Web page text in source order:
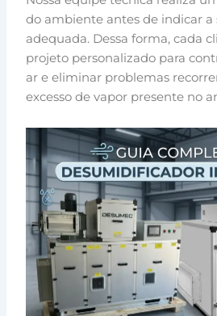
do ambiente antes de indicar a
adequada. Dessa forma, cada
projeto personalizado para
ar e eliminar problemas
excesso de vapor presente no